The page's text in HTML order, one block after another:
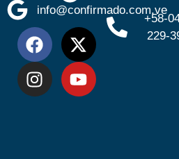
info@confirmado.com.ve
+58-
229-